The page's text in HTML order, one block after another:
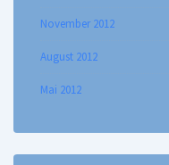
November 2012
August 2012
Mai 2012